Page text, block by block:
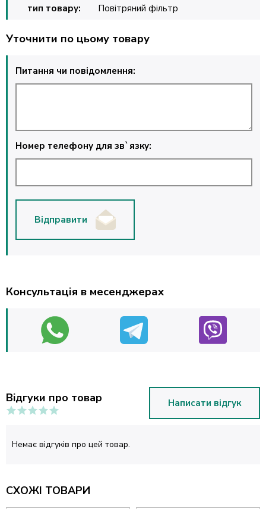
тип товару:
Повітряний фільтр
Уточнити по цьому товару
Питання чи повідомлення:
Номер телефону для зв`язку:
Відправити
Консультація в месенджерах
Відгуки про товар Написати відгук
Немає відгуків про цей товар.
СХОЖІ ТОВАРИ